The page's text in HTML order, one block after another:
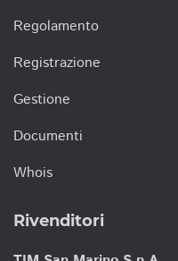
Regolamento
Registrazione
Gestione
Documenti
Whois
Rivenditori